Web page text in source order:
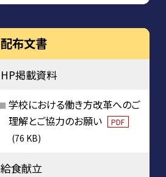
配布文書
HP掲載資料
学校における働き方改革へのご
理解とご協力のお願い
PDF
(76 KB)
給食献立